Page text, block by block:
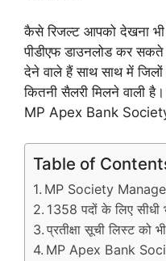
कैसे रिजल्ट आपको देखना
पीडीएफ डाउनलोड कर
देने वाले हैं साथ साथ में जिलों
कितनी सैलरी मिलने वाली
MP Apex Bank
Table of
MP Society Manager
1358 पदों के लिए सीधी
प्रतीक्षा सूची लिस्ट को
MP Apex Bank